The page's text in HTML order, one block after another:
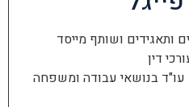
ותאגידים ושותף מייסד
דין
עו"ד בנושאי עבודה ומשפחה